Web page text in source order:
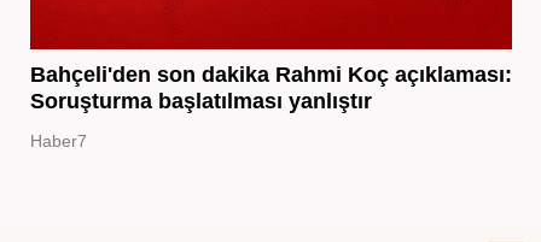
Bahçeli'den son dakika Rahmi Koç açıklaması:
Soruşturma başlatılması yanlıştır
Haber7